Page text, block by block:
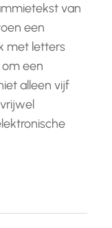
van
een
met letters
een
alleen vijf